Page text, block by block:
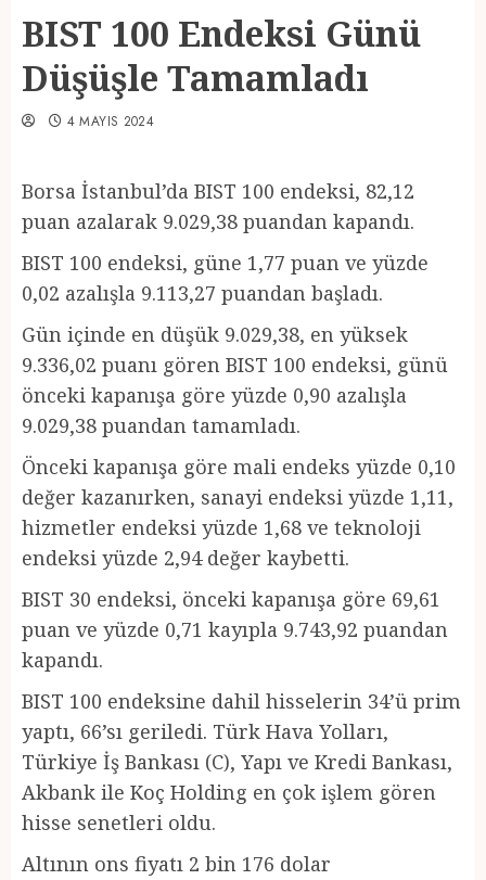
BIST 100 Endeksi Günü
Düşüşle Tamamladı
4 MAYIS 2024
Borsa İstanbul’da BIST 100 endeksi, 82,12
puan azalarak 9.029,38 puandan kapandı.
BIST 100 endeksi, güne 1,77 puan ve yüzde
0,02 azalışla 9.113,27 puandan başladı.
Gün içinde en düşük 9.029,38, en yüksek
9.336,02 puanı gören BIST 100 endeksi, günü
önceki kapanışa göre yüzde 0,90 azalışla
9.029,38 puandan tamamladı.
Önceki kapanışa göre mali endeks yüzde 0,10
değer kazanırken, sanayi endeksi yüzde 1,11,
hizmetler endeksi yüzde 1,68 ve teknoloji
endeksi yüzde 2,94 değer kaybetti.
BIST 30 endeksi, önceki kapanışa göre 69,61
puan ve yüzde 0,71 kayıpla 9.743,92 puandan
kapandı.
BIST 100 endeksine dahil hisselerin 34’ü prim
yaptı, 66’sı geriledi. Türk Hava Yolları,
Türkiye İş Bankası (C), Yapı ve Kredi Bankası,
Akbank ile Koç Holding en çok işlem gören
hisse senetleri oldu.
Altının ons fiyatı 2 bin 176 dolar